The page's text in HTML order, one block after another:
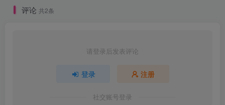
评论 共2条
请登录后发表评论
登录 注册
社交账号登录